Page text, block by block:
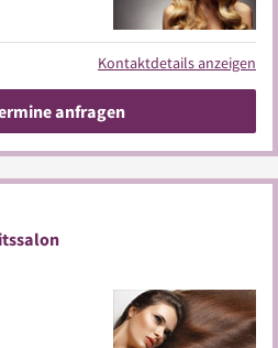
Kontaktdetails anzeigen
anfragen